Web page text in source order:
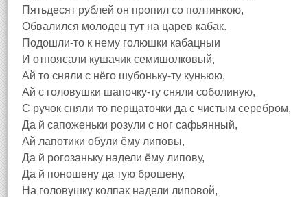
Пятьдесят рублей он пропил со полтинкою,
Обвалился молодец тут на царев кабак.
Подошли-то к нему голюшки кабацныи
И отпоясали кушачик семишолковый,
Ай то сняли с нёго шубоньку-ту куньюю,
Ай с головушки шапочку-ту сняли соболиную,
С ручок сняли то перщаточки да с чистым серебром,
Да й сапоженьки розули с ног сафьянный,
Ай лапотики обули ёму липовы,
Да й рогозаньку надели ёму липову,
Да й поношену да тую брошену,
На головушку колпак надели липовой,